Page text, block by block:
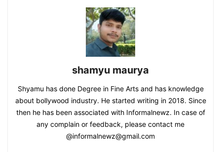
shamyu maurya
Shyamu has done Degree in Fine Arts and has knowledge
about bollywood industry. He started writing in 2018. Since
then he has been associated with Informalnewz. In case of
any complain or feedback, please contact me
@informalnewz@gmail.com